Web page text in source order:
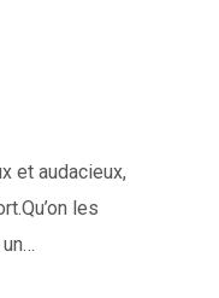
et audacieux,
les